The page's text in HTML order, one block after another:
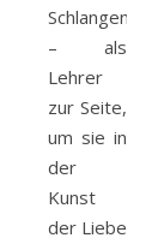
– als
Lehrer
zur Seite,
um sie in
der
Kunst
der Liebe